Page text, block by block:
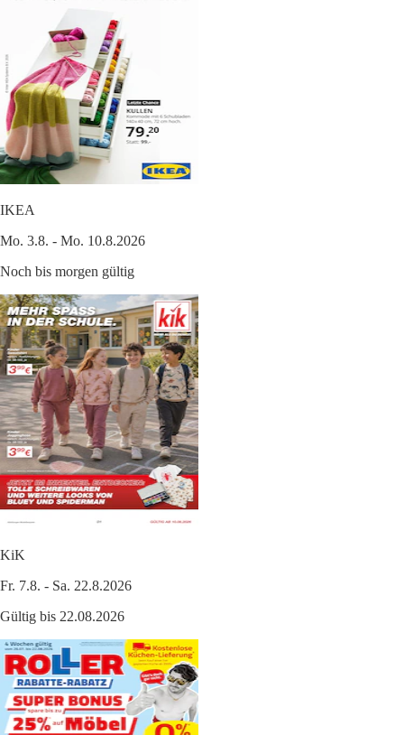
IKEA
Mo. 3.8. - Mo. 10.8.2026
Noch bis morgen gültig
KiK
Fr. 7.8. - Sa. 22.8.2026
Gültig bis 22.08.2026